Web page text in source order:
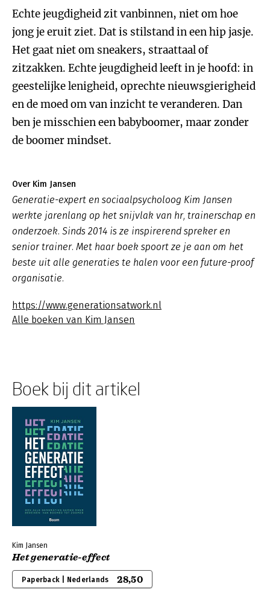
Echte jeugdigheid zit vanbinnen, niet om hoe
jong je eruit ziet. Dat is stilstand in een hip jasje.
Het gaat niet om sneakers, straattaal of
zitzakken. Echte jeugdigheid leeft in je hoofd: in
geestelijke lenigheid, oprechte nieuwsgierigheid
en de moed om van inzicht te veranderen. Dan
ben je misschien een babyboomer, maar zonder
de boomer mindset.
Over Kim Jansen
Generatie-expert en sociaalpsycholoog Kim Jansen
werkte jarenlang op het snijvlak van hr, trainerschap en
onderzoek. Sinds 2014 is ze inspirerend spreker en
senior trainer. Met haar boek spoort ze je aan om het
beste uit alle generaties te halen voor een future-proof
organisatie.
https://www.generationsatwork.nl
Alle boeken van Kim Jansen
Boek bij dit artikel
Kim Jansen
Het generatie-effect
Paperback | Nederlands 28,50